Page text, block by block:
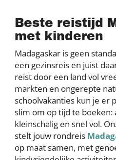
Beste reistijd
met kinderen
Madagaskar is geen
een gezinsreis en juist
reist door een land vol
markten en ongerepte
schoolvakanties kun je er
slim om op tijd te boeken:
kleinschalig en snel vol.
stelt jouw rondreis
op maat samen, met